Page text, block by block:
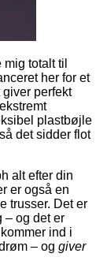
totalt til
her for et
perfekt
plastbøjle
det sidder flot
alt efter din
er også en
trusser. Det er
– og det er
ind i
– og giver